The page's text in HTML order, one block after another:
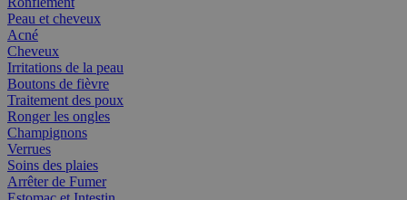
Peau et cheveux
Acné
Cheveux
Irritations de la peau
Boutons de fièvre
Traitement des poux
Ronger les ongles
Champignons
Verrues
Soins des plaies
Arrêter de Fumer